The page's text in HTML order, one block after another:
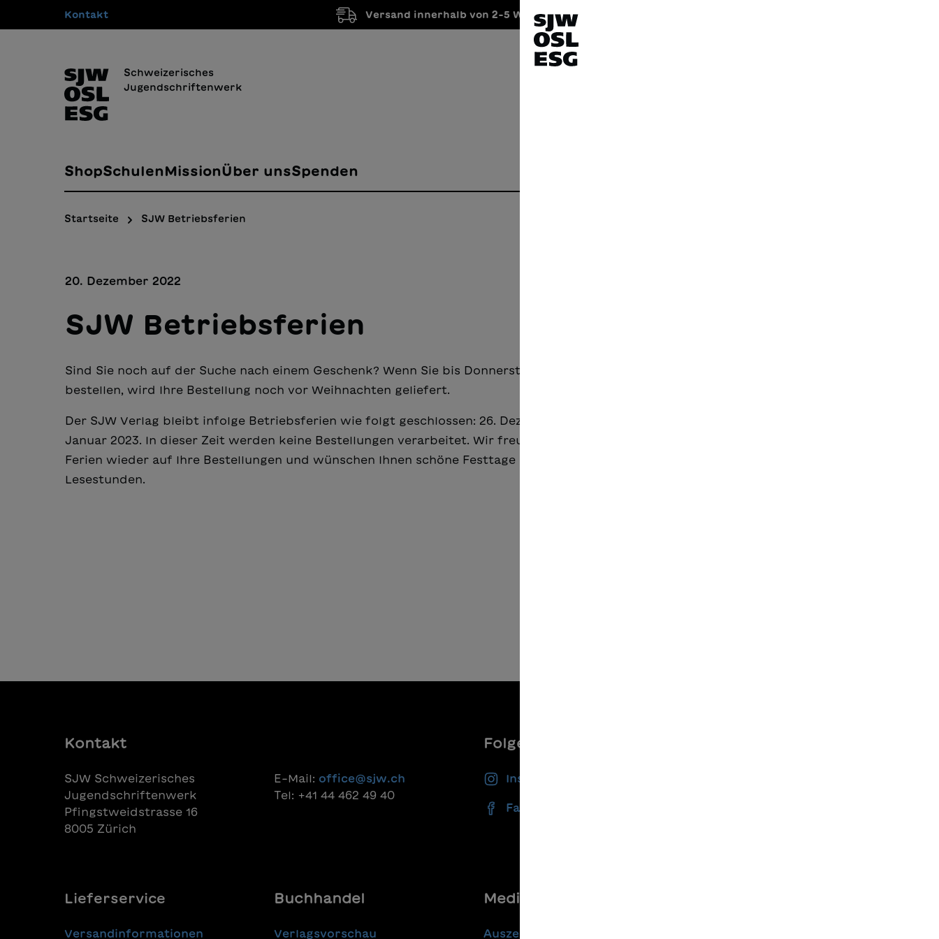
Zur Hauptnavigation springen
Kontakt Versand innerhalb von 2-5 Werktagen
Schweizerisches
Jugendschriftenwerk
ShopSchulen MissionÜber unsSpenden
Startseite SJW Betriebsferien
20. Dezember 2022
SJW Betriebsferien
Sind Sie noch auf der Suche nach einem Geschenk? Wenn Sie bis Donnerstag, 22. Dezember,
bestellen, wird Ihre Bestellung noch vor Weihnachten geliefert.
Der SJW Verlag bleibt infolge Betriebsferien wie folgt geschlossen: 26. Dezember 2022 bis 2.
Januar 2023. In dieser Zeit werden keine Bestellungen verarbeitet. Wir freuen uns nach unseren
Ferien wieder auf Ihre Bestellungen und wünschen Ihnen schöne Festtage mit erholsamen
Lesestunden.
Kontakt
SJW Schweizerisches
Jugendschriftenwerk
Pfingstweidstrasse 16
8005 Zürich
E-Mail: office@sjw.ch
Tel: +41 44 462 49 40
Folgen Sie uns
Instagram
Facebook
Lieferservice
Versandinformationen
Buchhandel
Verlagsvorschau
Media
Auszeichnungen